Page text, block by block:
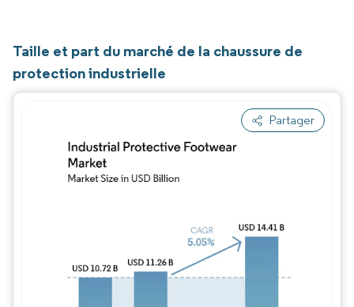
Taille et part du marché de la chaussure de
protection industrielle
Partager